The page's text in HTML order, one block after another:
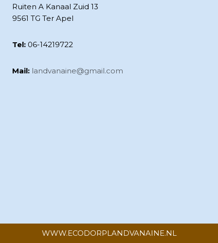
Ruiten A Kanaal Zuid 13
9561 TG Ter Apel
Tel: 06-14219722
Mail: landvanaine@gmail.com
WWW.ECODORPLANDVANAINE.NL